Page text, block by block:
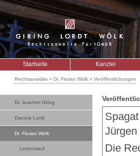
Startseite Kanzlei
Rechtsanwälte > Dr. Florian Wölk > Veröffentlichungen
Dr. Joachim Giring
Daniela Lordt
Dr. Florian Wölk
Lebenslauf
Jürgen
Die